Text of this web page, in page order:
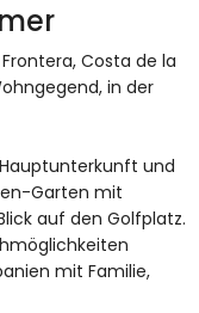
Costa de la
in der
und
Garten mit
auf den Golfplatz.
mit Familie,